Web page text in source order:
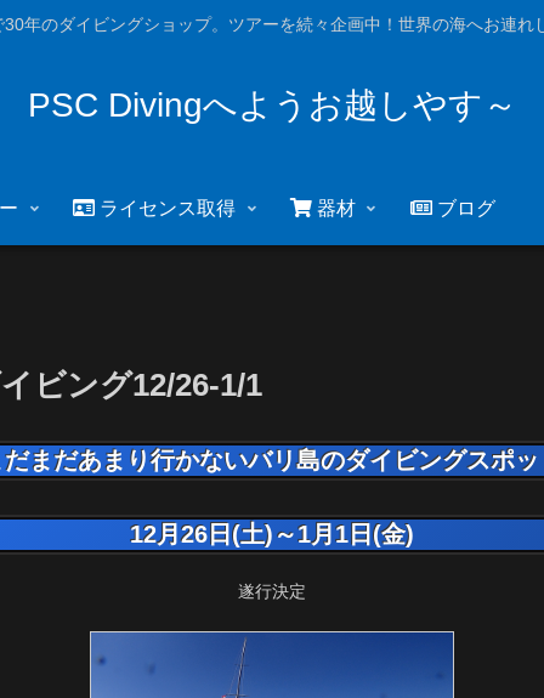
30年のダイビングショップ。ツアーを続々企画中！世界の海へお連れ
PSC Divingへようお越しやす～
ライセンス取得 器材 ブログ
ビング12/26-1/1
だまだあまり行かないバリ島のダイビングスポッ
12月26日(土)～1月1日(金)
遂行決定